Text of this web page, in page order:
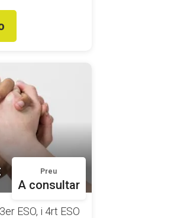
Preu
A consultar
ESO, i 4rt ESO